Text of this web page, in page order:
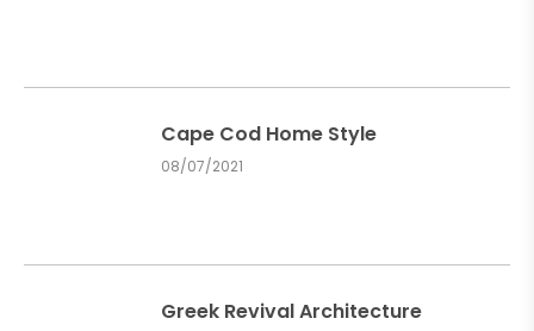
Cape Cod Home Style
08/07/2021
Greek Revival Architecture